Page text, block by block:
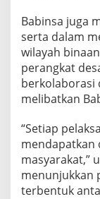
Babinsa juga
serta dalam
wilayah
perangkat
berkolaborasi
melibatkan
“Setiap
mendapatkan
masyarakat,”
menunjukkan
terbentuk